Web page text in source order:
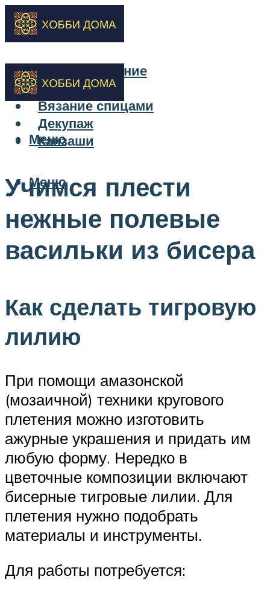
Бисероплетение
Вышивка
Вязание спицами
Декупаж
Канзаши
Меню
Меню
Учимся плести
нежные полевые
васильки из бисера
Как сделать тигровую
лилию
При помощи амазонской
(мозаичной) техники кругового
плетения можно изготовить
ажурные украшения и придать им
любую форму. Нередко в
цветочные композиции включают
бисерные тигровые лилии. Для
плетения нужно подобрать
материалы и инструменты.
Для работы потребуется: